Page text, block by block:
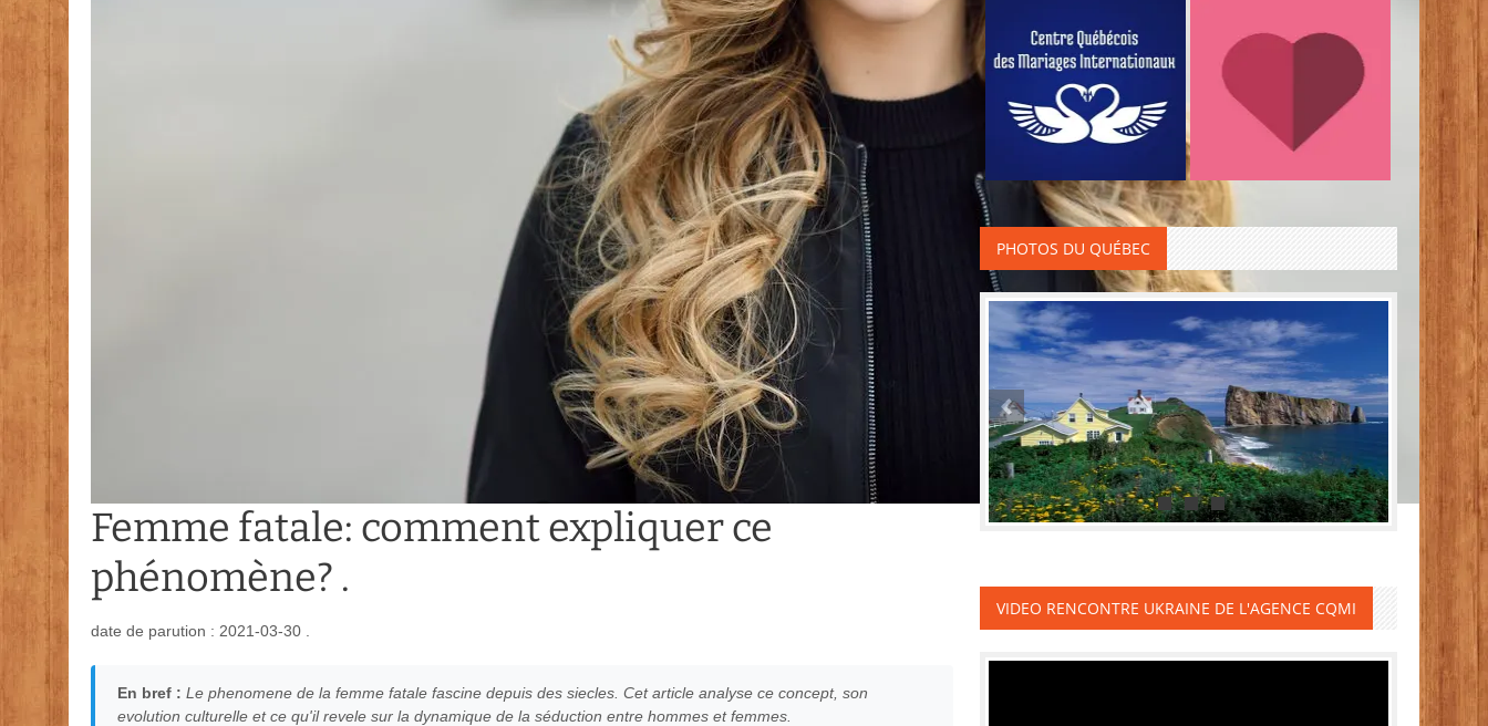
Femme fatale: comment expliquer ce
phénomène? .
date de parution : 2021-03-30 .
En bref : Le phenomene de la femme fatale fascine depuis des siecles. Cet article analyse ce concept, son
evolution culturelle et ce qu'il revele sur la dynamique de la séduction entre hommes et femmes.
PHOTOS DU QUÉBEC
VIDEO RENCONTRE UKRAINE DE L'AGENCE CQMI